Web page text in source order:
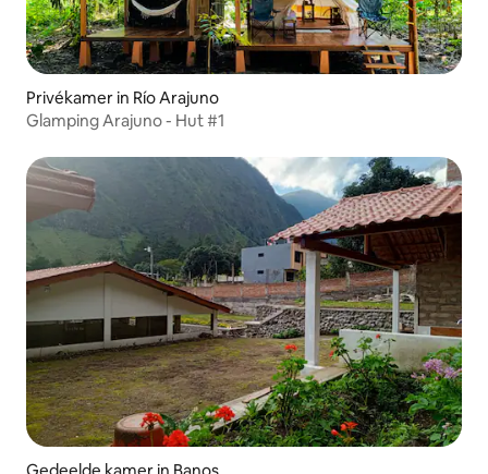
Privékamer in Río Arajuno
Glamping Arajuno - Hut #1